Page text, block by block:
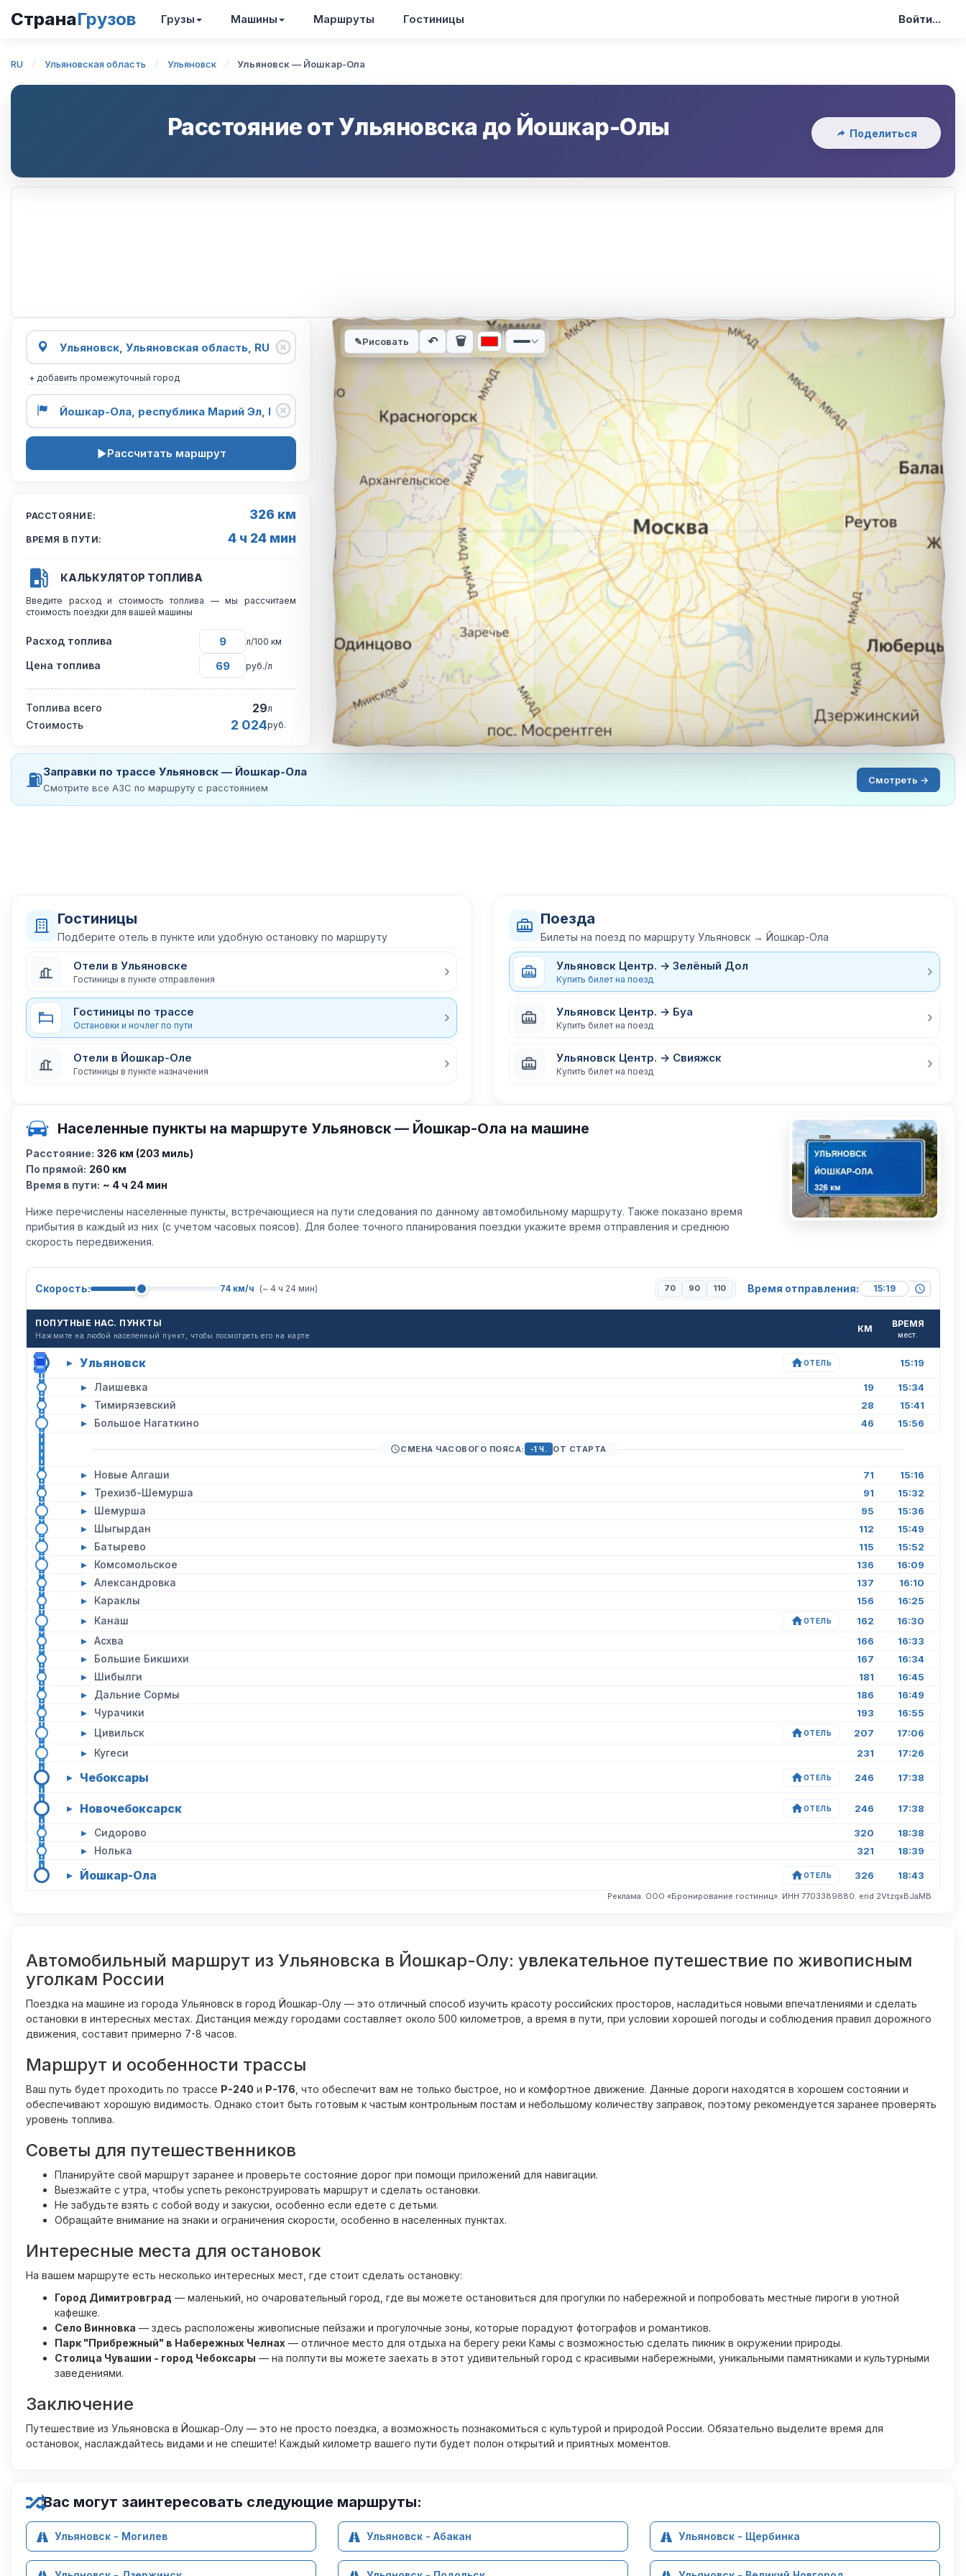
СтранаГрузов Грузы Машины Маршруты Гостиницы Войти...
RU Ульяновская область Ульяновск Ульяновск — Йошкар-Ола
Расстояние отУльяновска до Йошкар-Олы Поделиться
+ добавить промежуточный город
Рассчитать маршрут
РАССТОЯНИЕ: 326 км
ВРЕМЯ В ПУТИ: 4 ч 24 мин
КАЛЬКУЛЯТОР ТОПЛИВА
Введите расход и стоимость топлива — мы рассчитаем
стоимость поездки для вашей машины
Расход топлива л/100 км
Цена топлива руб./л
Топлива всего 29л
Стоимость 2 024руб.
Интерактивная карта автомобильного маршрута из города Ульяновск в город Йошкар-Ола.
✎Рисовать ↶ 🗑
⛽Заправки по трассе Ульяновск — Йошкар-Ола
Смотрите все АЗС по маршруту с расстоянием
Смотреть →
Гостиницы
Подберите отель в пункте или удобную остановку по маршруту
Отели в Ульяновске
Гостиницы в пункте отправления
Гостиницы по трассе
Остановки и ночлег по пути
Отели в Йошкар-Оле
Гостиницы в пункте назначения
Поезда
Билеты на поезд по маршруту Ульяновск → Йошкар-Ола
Ульяновск Центр. → Зелёный Дол
Купить билет на поезд
Ульяновск Центр. → Буа
Купить билет на поезд
Ульяновск Центр. → Свияжск
Купить билет на поезд
Населенные пункты на маршруте Ульяновск — Йошкар-Ола на машине
Расстояние: 326 км (203 миль)
По прямой: 260 км
Время в пути: ~ 4 ч 24 мин
Ниже перечислены населенные пункты, встречающиеся на пути следования по данному автомобильному маршруту. Также показано время
прибытия в каждый из них (с учетом часовых поясов). Для более точного планирования поездки укажите время отправления и среднюю
скорость передвижения.
Скорость: 74 км/ч (~ 4 ч 24 мин) 70 90 110 Время отправления:
ПОПУТНЫЕ НАС. ПУНКТЫ
Нажмите на любой населенный пункт, чтобы посмотреть его на карте
КМ ВРЕМЯ
мест.
▸ Ульяновск ОТЕЛЬ 15:19
▸ Лаишевка 19 15:34
▸ Тимирязевский 28 15:41
▸ Большое Нагаткино 46 15:56
СМЕНА ЧАСОВОГО ПОЯСА: -1 Ч. ОТ СТАРТА
▸ Новые Алгаши 71 15:16
▸ Трехизб-Шемурша 91 15:32
▸ Шемурша 95 15:36
▸ Шыгырдан 112 15:49
▸ Батырево 115 15:52
▸ Комсомольское 136 16:09
▸ Александровка 137 16:10
▸ Караклы 156 16:25
▸ Канаш ОТЕЛЬ 162 16:30
▸ Асхва 166 16:33
▸ Большие Бикшихи 167 16:34
▸ Шибылги 181 16:45
▸ Дальние Сормы 186 16:49
▸ Чурачики 193 16:55
▸ Цивильск ОТЕЛЬ 207 17:06
▸ Кугеси 231 17:26
▸ Чебоксары ОТЕЛЬ 246 17:38
▸ Новочебоксарск ОТЕЛЬ 246 17:38
▸ Сидорово 320 18:38
▸ Нолька 321 18:39
▸ Йошкар-Ола ОТЕЛЬ 326 18:43
Реклама. ООО «Бронирование гостиниц». ИНН 7703389880. erid 2VtzqxBJaMB
Автомобильный маршрут из Ульяновска в Йошкар-Олу: увлекательное путешествие по живописным
уголкам России
Поездка на машине из города Ульяновск в город Йошкар-Олу — это отличный способ изучить красоту российских просторов, насладиться новыми впечатлениями и сделать
остановки в интересных местах. Дистанция между городами составляет около 500 километров, а время в пути, при условии хорошей погоды и соблюдения правил дорожного
движения, составит примерно 7-8 часов.
Маршрут и особенности трассы
Ваш путь будет проходить по трассе Р-240 и Р-176 , что обеспечит вам не только быстрое, но и комфортное движение. Данные дороги находятся в хорошем состоянии и
обеспечивают хорошую видимость. Однако стоит быть готовым к частым контрольным постам и небольшому количеству заправок, поэтому рекомендуется заранее проверять
уровень топлива.
Советы для путешественников
Планируйте свой маршрут заранее и проверьте состояние дорог при помощи приложений для навигации.
Выезжайте с утра, чтобы успеть реконструировать маршрут и сделать остановки.
Не забудьте взять с собой воду и закуски, особенно если едете с детьми.
Обращайте внимание на знаки и ограничения скорости, особенно в населенных пунктах.
Интересные места для остановок
На вашем маршруте есть несколько интересных мест, где стоит сделать остановку:
Город Димитровград — маленький, но очаровательный город, где вы можете остановиться для прогулки по набережной и попробовать местные пироги в уютной
кафешке.
Село Винновка — здесь расположены живописные пейзажи и прогулочные зоны, которые порадуют фотографов и романтиков.
Парк "Прибрежный" в Набережных Челнах — отличное место для отдыха на берегу реки Камы с возможностью сделать пикник в окружении природы.
Столица Чувашии - город Чебоксары — на полпути вы можете заехать в этот удивительный город с красивыми набережными, уникальными памятниками и культурными
заведениями.
Заключение
Путешествие из Ульяновска в Йошкар-Олу — это не просто поездка, а возможность познакомиться с культурой и природой России. Обязательно выделите время для
остановок, наслаждайтесь видами и не спешите! Каждый километр вашего пути будет полон открытий и приятных моментов.
Вас могут заинтересовать следующие маршруты:
Ульяновск - Могилев Ульяновск - Абакан Ульяновск - Щербинка